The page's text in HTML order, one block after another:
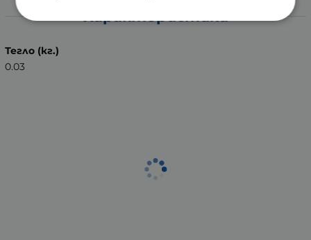
Тегло (кг.)
0.03